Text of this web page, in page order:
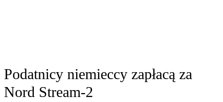
Podatnicy niemieccy zapłacą za
Nord Stream-2